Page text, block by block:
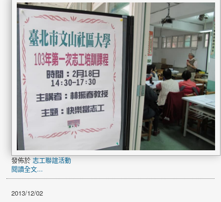
發佈於 志工聯誼活動
閱讀全文...
2013/12/02